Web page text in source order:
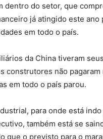
dentro do setor, que
já atingido este
em todo o país.
da China tiveram
construtores não
em todo o país parou.
para onde está
também está se
que o previsto para o